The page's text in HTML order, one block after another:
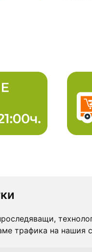
трафика на нашия
zasiti.bg е
може да намерите